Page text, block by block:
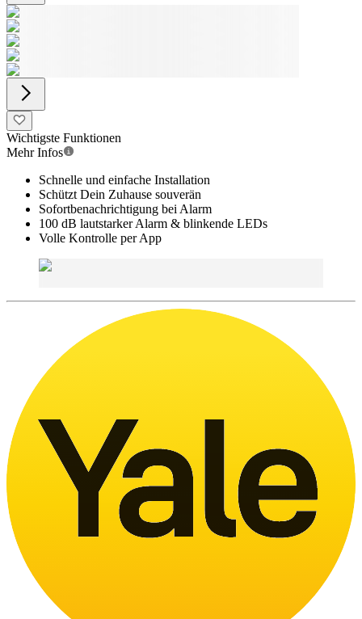
Wichtigste Funktionen
Mehr Infos
Schnelle und einfache Installation
Schützt Dein Zuhause souverän
Sofortbenachrichtigung bei Alarm
100 dB lautstarker Alarm & blinkende LEDs
Volle Kontrolle per App